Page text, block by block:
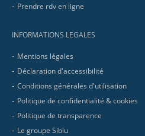
Prendre rdv en ligne
INFORMATIONS LEGALES
Mentions légales
Déclaration d'accessibilité
Conditions générales d'utilisation
Politique de confidentialité & cookies
Politique de transparence
Le groupe Siblu